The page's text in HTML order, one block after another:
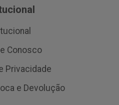
Conosco
Privacidade
e Devolução